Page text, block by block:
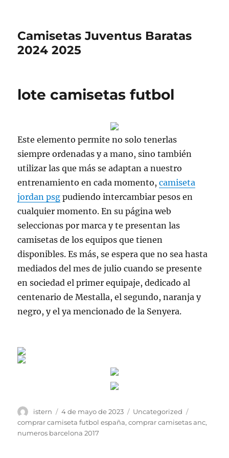
Camisetas Juventus Baratas
2024 2025
lote camisetas futbol
Este elemento permite no solo tenerlas
siempre ordenadas y a mano, sino también
utilizar las que más se adaptan a nuestro
entrenamiento en cada momento,camiseta
jordan psg pudiendo intercambiar pesos en
cualquier momento. En su página web
seleccionas por marca y te presentan las
camisetas de los equipos que tienen
disponibles. Es más, se espera que no sea hasta
mediados del mes de julio cuando se presente
en sociedad el primer equipaje, dedicado al
centenario de Mestalla, el segundo, naranja y
negro, y el ya mencionado de la Senyera.
Autor
istern
Publicado
el
4 de mayo de 2023 Categorías
Uncategorized
comprar camiseta futbol españa,comprar camisetas anc,
numeros barcelona 2017